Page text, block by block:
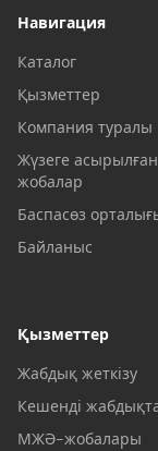
Навигация
Каталог
Қызметтер
Компания туралы
Жүзеге асырылған
жобалар
Баспасөз
Байланыс
Қызметтер
Жабдық жеткізу
Кешенді
МЖӘ-жобалары